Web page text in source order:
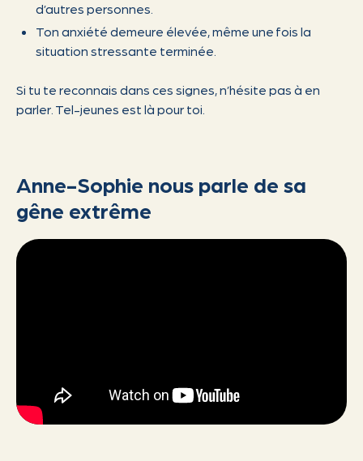
d’autres personnes.
Ton anxiété demeure élevée, même une fois la
situation stressante terminée.
Si tu te reconnais dans ces signes, n’hésite pas à en
parler. Tel-jeunes est là pour toi.
Anne-Sophie nous parle de sa
gêne extrême